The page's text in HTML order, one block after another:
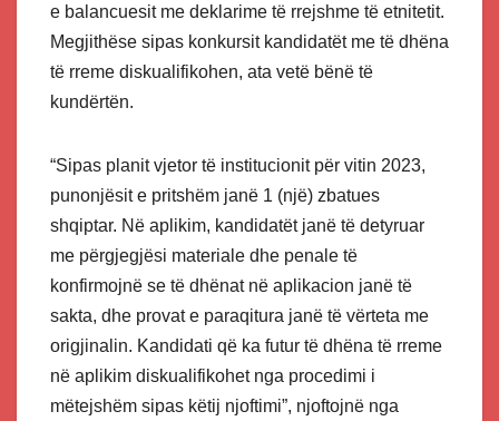
e balancuesit me deklarime të rrejshme të etnitetit.
Megjithëse sipas konkursit kandidatët me të dhëna
të rreme diskualifikohen, ata vetë bënë të
kundërtën.
“Sipas planit vjetor të institucionit për vitin 2023,
punonjësit e pritshëm janë 1 (një) zbatues
shqiptar. Në aplikim, kandidatët janë të detyruar
me përgjegjësi materiale dhe penale të
konfirmojnë se të dhënat në aplikacion janë të
sakta, dhe provat e paraqitura janë të vërteta me
origjinalin. Kandidati që ka futur të dhëna të rreme
në aplikim diskualifikohet nga procedimi i
mëtejshëm sipas këtij njoftimi”, njoftojnë nga